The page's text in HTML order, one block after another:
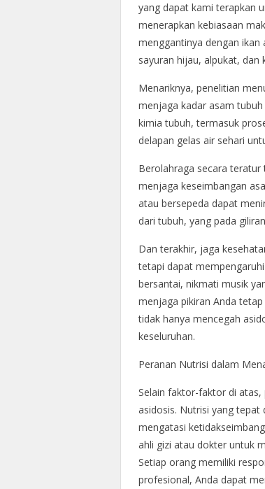
yang dapat kami terapkan
menerapkan kebiasaan
menggantinya dengan
sayuran hijau, alpukat, dan
Menariknya, penelitian
menjaga kadar asam
kimia tubuh, termasuk
delapan gelas air sehari
Berolahraga secara
menjaga keseimbangan
atau bersepeda dapat
dari tubuh, yang pada
Dan terakhir, jaga
tetapi dapat
bersantai, nikmati musik
menjaga pikiran Anda
tidak hanya mencegah
keseluruhan.
Peranan Nutrisi dalam
Selain faktor-faktor di
asidosis. Nutrisi yang
mengatasi
ahli gizi atau dokter untuk
Setiap orang memiliki
profesional, Anda dapat